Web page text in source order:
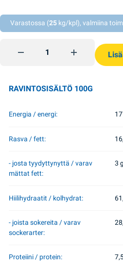
Varastossa (25 kg/kpl), valmiina
Milk pillows 500g Start quantity
RAVINTOSISÄLTÖ 100G
Energia / energi:
Rasva / fett:
- josta tyydyttynyttä / varav
mättat fett:
3 g
Hiilihydraatit / kolhydrat:
- joista sokereita / varav
sockerarter:
Proteiini / protein: